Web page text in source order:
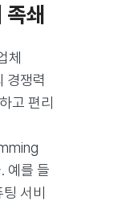
쇄
체
경쟁력
고 편리
예를 들
서비